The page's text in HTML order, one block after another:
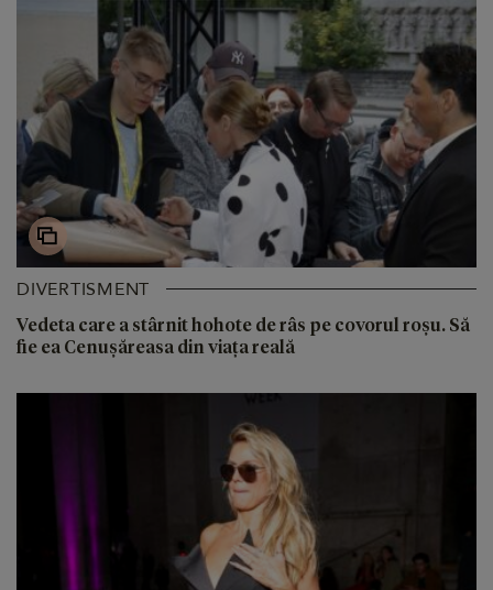
DIVERTISMENT
Vedeta care a stârnit hohote de râs pe covorul roșu. Să
fie ea Cenușăreasa din viața reală